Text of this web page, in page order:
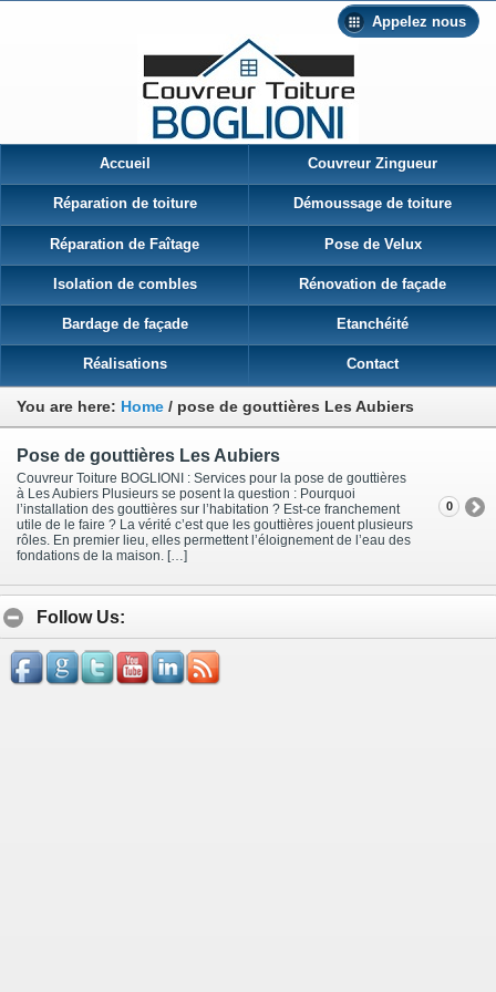
Appelez nous
Accueil Couvreur Zingueur
Réparation de toiture Démoussage de toiture
Réparation de Faîtage Pose de Velux
Isolation de combles Rénovation de façade
Bardage de façade Etanchéité
Réalisations Contact
You are here: Home / pose de gouttières Les Aubiers
Pose de gouttières Les Aubiers
Couvreur Toiture BOGLIONI : Services pour la pose de gouttières
à Les Aubiers Plusieurs se posent la question : Pourquoi
l’installation des gouttières sur l’habitation ? Est-ce franchement
utile de le faire ? La vérité c’est que les gouttières jouent plusieurs
rôles. En premier lieu, elles permettent l’éloignement de l’eau des
fondations de la maison. […]
0
Follow Us: